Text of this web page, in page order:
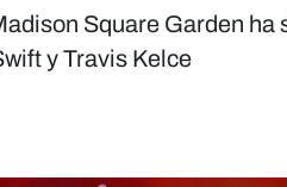
Square Garden ha
y Travis Kelce